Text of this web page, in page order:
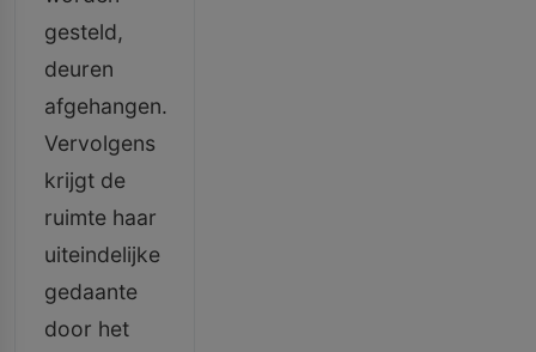
gesteld,
deuren
afgehangen.
Vervolgens
krijgt de
ruimte haar
uiteindelijke
gedaante
door het